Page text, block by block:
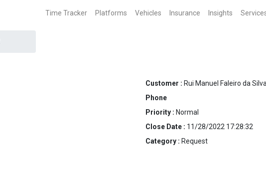
Time Tracker Platforms Vehicles Insurance Insights
Customer : Rui Manuel Faleiro da Silva
Phone
Priority : Normal
Close Date : 11/28/2022 17:28:32
Category : Request